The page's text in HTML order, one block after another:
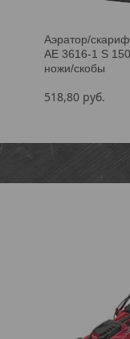
Аэратор/
AE 3616-1 S
ножи/скобы
518,80 руб.